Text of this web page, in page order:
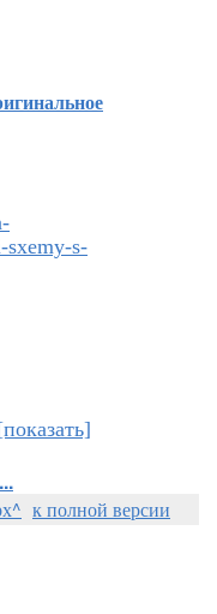
sxemy-s-
к полной версии